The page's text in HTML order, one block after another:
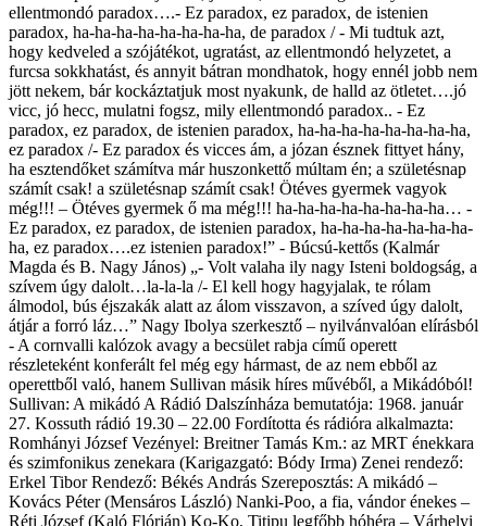
ellentmondó paradox….- Ez paradox, ez paradox, de istenien
paradox, ha-ha-ha-ha-ha-ha-ha-ha, de paradox / - Mi tudtuk azt,
hogy kedveled a szójátékot, ugratást, az ellentmondó helyzetet, a
furcsa sokkhatást, és annyit bátran mondhatok, hogy ennél jobb nem
jött nekem, bár kockáztatjuk most nyakunk, de halld az ötletet….jó
vicc, jó hecc, mulatni fogsz, mily ellentmondó paradox.. - Ez
paradox, ez paradox, de istenien paradox, ha-ha-ha-ha-ha-ha-ha-ha,
ez paradox /- Ez paradox és vicces ám, a józan észnek fittyet hány,
ha esztendőket számítva már huszonkettő múltam én; a születésnap
számít csak! a születésnap számít csak! Ötéves gyermek vagyok
még!!! – Ötéves gyermek ő ma még!!! ha-ha-ha-ha-ha-ha-ha-ha… -
Ez paradox, ez paradox, de istenien paradox, ha-ha-ha-ha-ha-ha-ha-
ha, ez paradox….ez istenien paradox!” - Búcsú-kettős (Kalmár
Magda és B. Nagy János) „- Volt valaha ily nagy Isteni boldogság, a
szívem úgy dalolt…la-la-la /- El kell hogy hagyjalak, te rólam
álmodol, bús éjszakák alatt az álom visszavon, a szíved úgy dalolt,
átjár a forró láz…” Nagy Ibolya szerkesztő – nyilvánvalóan elírásból
- A cornvalli kalózok avagy a becsület rabja című operett
részleteként konferált fel még egy hármast, de az nem ebből az
operettből való, hanem Sullivan másik híres művéből, a Mikádóból!
Sullivan: A mikádó A Rádió Dalszínháza bemutatója: 1968. január
27. Kossuth rádió 19.30 – 22.00 Fordította és rádióra alkalmazta:
Romhányi József Vezényel: Breitner Tamás Km.: az MRT énekkara
és szimfonikus zenekara (Karigazgató: Bódy Irma) Zenei rendező:
Erkel Tibor Rendező: Békés András Szereposztás: A mikádó –
Kovács Péter (Mensáros László) Nanki-Poo, a fia, vándor énekes –
Réti József (Kaló Flórián) Ko-Ko, Titipu legfőbb hóhéra – Várhelyi